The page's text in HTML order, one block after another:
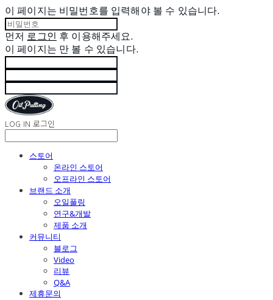
이 페이지는 비밀번호를 입력해야 볼 수 있습니다.
먼저 로그인 후 이용해주세요.
이 페이지는 만 볼 수 있습니다.
LOG IN 로그인
스토어
온라인 스토어
오프라인 스토어
브랜드 소개
오일풀링
연구&개발
제품 소개
커뮤니티
블로그
Video
리뷰
Q&A
제휴문의